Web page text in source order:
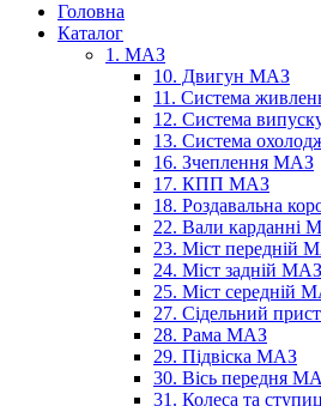
Головна
Каталог
1. МАЗ
10. Двигун МАЗ
11. Система
12. Система
13. Система
16. Зчеплення МАЗ
17. КПП МАЗ
18. Роздавальна
22. Вали карданні
23. Міст передній
24. Міст задній МАЗ
25. Міст середній
27. Сідельний
28. Рама МАЗ
29. Підвіска МАЗ
30. Вісь передня
31. Колеса та